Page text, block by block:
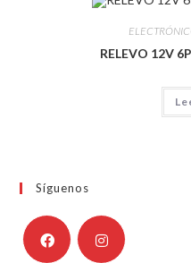
RELEVO 12V
Síguenos